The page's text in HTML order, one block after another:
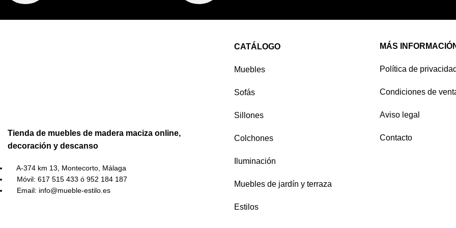
Tienda de muebles de madera maciza online,
decoración y descanso
A-374 km 13, Montecorto, Málaga
Móvil: 617 515 433 ó 952 184 187
Email: info@mueble-estilo.es
CATÁLOGO
Muebles
Sofás
Sillones
Colchones
Iluminación
Muebles de jardín y terraza
Estilos
MÁS
Política de privacidad
Condiciones de
Aviso legal
Contacto